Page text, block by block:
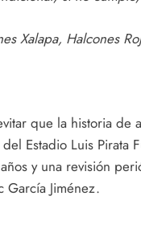
Xalapa, Halcones
que la historia
Estadio Luis Pirata
y una revisión
Jiménez.